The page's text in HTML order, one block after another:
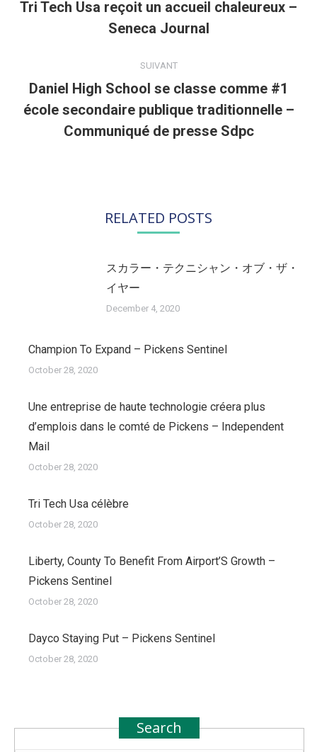
Article
précédent
Tri Tech Usa reçoit un accueil chaleureux –
Seneca Journal
SUIVANT
Article
suivant
Daniel High School se classe comme #1
école secondaire publique traditionnelle –
Communiqué de presse Sdpc
RELATED POSTS
スカラー・テクニシャン・オブ・ザ・
イヤー
December 4, 2020
Champion To Expand – Pickens Sentinel
October 28, 2020
Une entreprise de haute technologie créera plus
d’emplois dans le comté de Pickens – Independent
Mail
October 28, 2020
Tri Tech Usa célèbre
October 28, 2020
Liberty, County To Benefit From Airport’S Growth –
Pickens Sentinel
October 28, 2020
Dayco Staying Put – Pickens Sentinel
October 28, 2020
Search